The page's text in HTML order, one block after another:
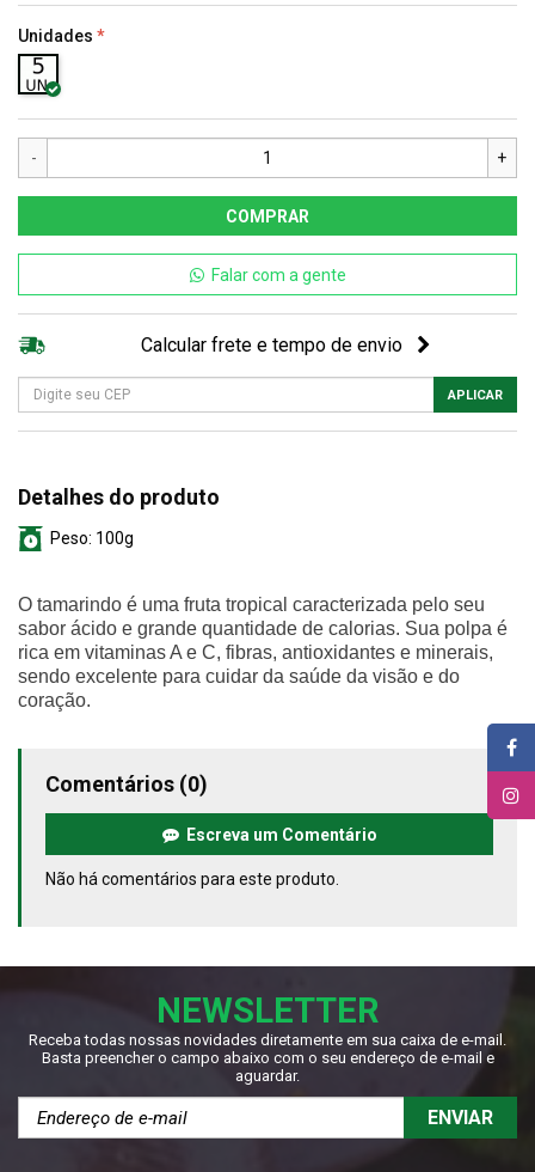
Unidades
- +
COMPRAR
Falar com a gente
Calcular frete e tempo de envio
APLICAR
Detalhes do produto
Peso: 100g
O tamarindo é uma fruta tropical caracterizada pelo seu
sabor ácido e grande quantidade de calorias. Sua polpa é
rica em vitaminas A e C, fibras, antioxidantes e minerais,
sendo excelente para cuidar da saúde da visão e do
coração.
Comentários (0)
Escreva um Comentário
Não há comentários para este produto.
NEWSLETTER
Receba todas nossas novidades diretamente em sua caixa de e-mail.
Basta preencher o campo abaixo com o seu endereço de e-mail e
aguardar.
ENVIAR